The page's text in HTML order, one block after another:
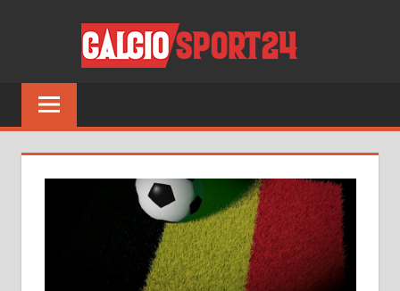
Tutto
sul
del